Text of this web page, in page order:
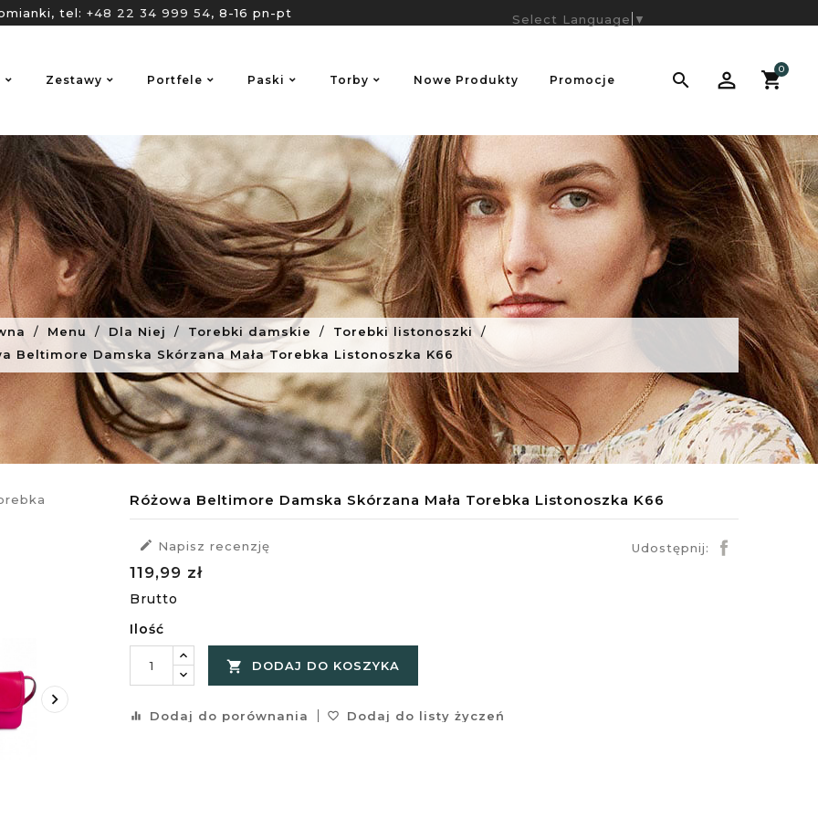
tel: +48 22 34 999 54, 8-16 pn-pt
0

Zestawy Portfele Paski Torby Nowe Produkty Promocje
Select Language ▼
Menu Dla Niej Torebki damskie
Torebki listonoszki
Beltimore Damska Skórzana Mała Torebka Listonoszka K66

Różowa Beltimore Damska Skórzana Mała Torebka Listonoszka K66
 Napisz recenzję Udostępnij:
119,99 zł
Brutto
Ilość
 DODAJ DO KOSZYKA
equalizer Dodaj do porównania favorite_border Dodaj do listy życzeń